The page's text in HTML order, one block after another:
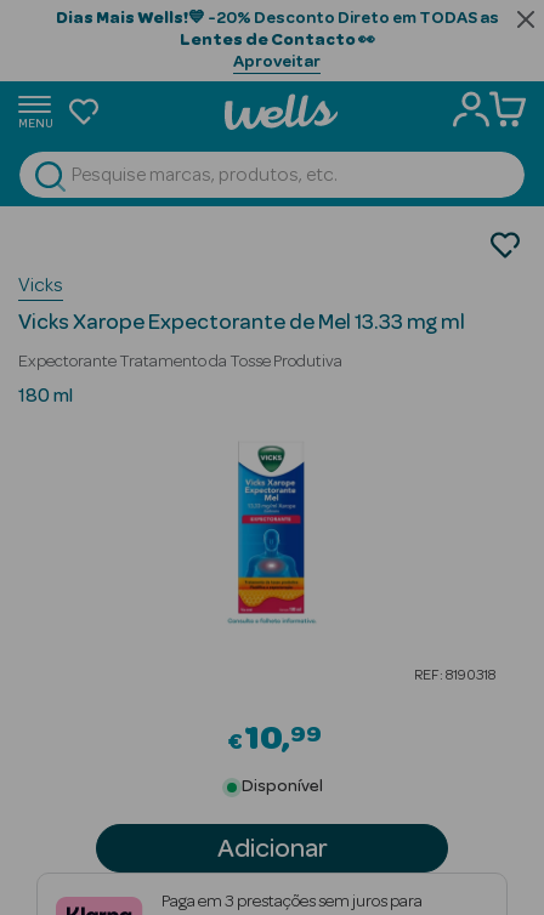
Dias Mais Wells!💙 -20% Desconto Direto em TODAS as
Lentes de Contacto👀
Aproveitar
MENU
Ver Tudo
Beauty Season
Cabelo
Profissional
Beauty Season
Beauty Season
Expectorantes
Vicks
Vicks Xarope Expectorante de Mel 13.33 mg ml
Expectorante Tratamento da Tosse Produtiva
180 ml
REF: 8190318
€10 99
Disponível
Adicionar
Paga em 3 prestações sem juros para